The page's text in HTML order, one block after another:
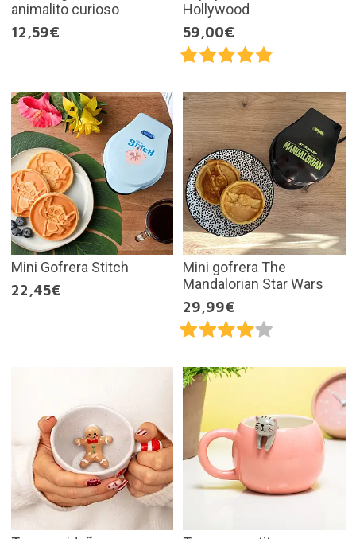
animalito curioso
12,59€
Hollywood
59,00€
Mini Gofrera Stitch
22,45€
Mini gofrera The
Mandalorian Star Wars
29,99€